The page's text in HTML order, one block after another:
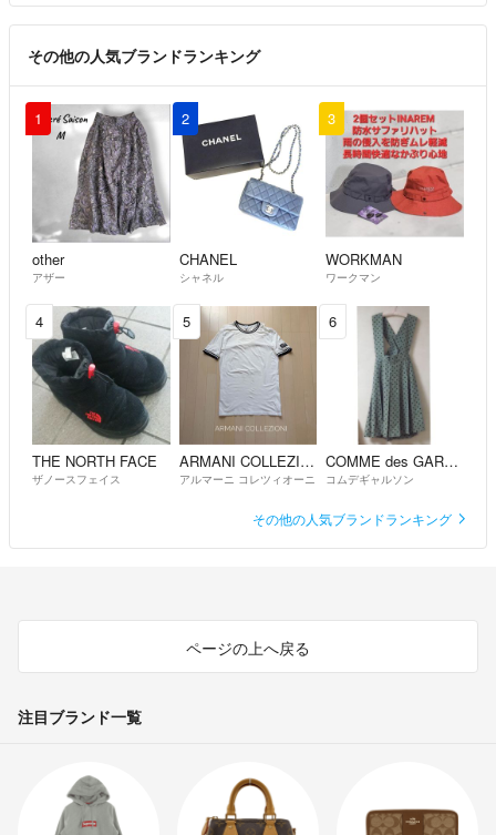
その他の人気ブランドランキング
1
other
アザー
2
CHANEL
シャネル
3
WORKMAN
ワークマン
4
THE NORTH FACE
ザノースフェイス
5
ARMANI COLLEZIONI
アルマーニ コレツィオーニ
6
COMME des GARCONS
コムデギャルソン
その他の人気ブランドランキング
ページの上へ戻る
注目ブランド一覧